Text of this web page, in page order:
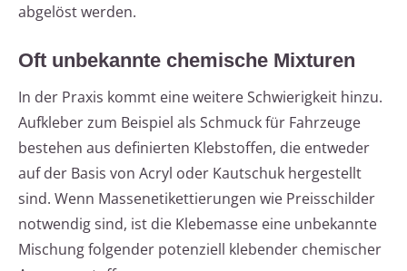
abgelöst werden.
Oft unbekannte chemische Mixturen
In der Praxis kommt eine weitere Schwierigkeit hinzu.
Aufkleber zum Beispiel als Schmuck für Fahrzeuge
bestehen aus definierten Klebstoffen, die entweder
auf der Basis von Acryl oder Kautschuk hergestellt
sind. Wenn Massenetikettierungen wie Preisschilder
notwendig sind, ist die Klebemasse eine unbekannte
Mischung folgender potenziell klebender chemischer